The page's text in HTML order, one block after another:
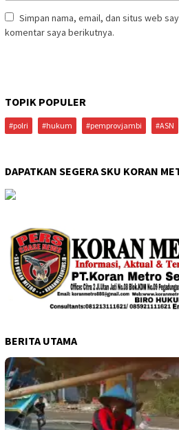
Simpan nama, email, dan situs web
komentar saya berikutnya.
TOPIK POPULER
#polri #hukum #pemprovjambi #ASN
DAPATKAN SEGERA SKU KORAN
BERITA UTAMA